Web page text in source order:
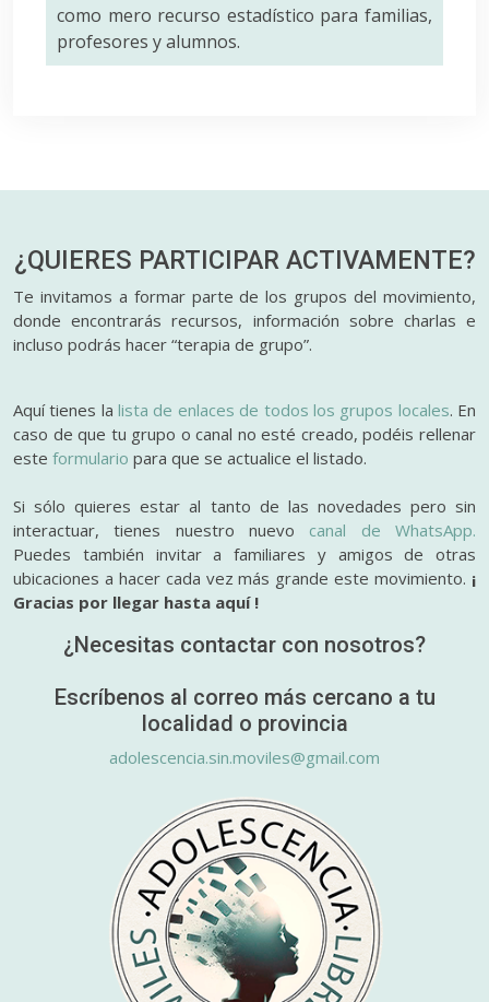
como mero recurso estadístico para familias,
profesores y alumnos.
¿QUIERES PARTICIPAR ACTIVAMENTE?
Te invitamos a formar parte de los grupos del movimiento,
donde encontrarás recursos, información sobre charlas e
incluso podrás hacer “terapia de grupo”.
Aquí tienes lalista de enlaces de todos los grupos locales. En
caso de que tu grupo o canal no esté creado, podéis rellenar
este formulario para que se actualice el listado.
Si sólo quieres estar al tanto de las novedades pero sin
interactuar, tienes nuestro nuevo canal de WhatsApp.
Puedes también invitar a familiares y amigos de otras
ubicaciones a hacer cada vez más grande este movimiento. ¡
Gracias por llegar hasta aquí !
¿Necesitas contactar con nosotros?
Escríbenos al correo más cercano a tu
localidad o provincia
adolescencia.sin.moviles@gmail.com